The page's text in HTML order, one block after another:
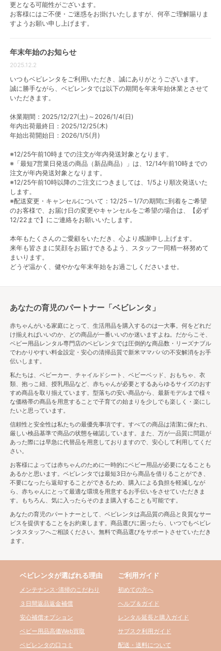
と良いでしょう。
・サイズ
・収納棚があるか
・移動性（キャスター付・折りたたみ可能など）
・生産国（日本製・海外製）
・PSCマーク(国が定めた安全基準)がついているか
特定製品は、安全基準に従い国が管理する製
品で、特定保守製品は定期点検が必要なもの
引用：東京くらしWEB
ベビーベッドは商品によってサイズや移動性などが大
きく異なるため、自宅に置くことを考えて適切なもの
を選んでください。
▼こちらでもっと詳しく解説しています▼
【ベビーベッドのサイズ選び決定版！】ミニサイズと
標準サイズで後悔しない為に
ベビーカー
赤ちゃんとのお出かけに役立つベビーカーは高価なも
のが多く、購入を迷われるママも多いでしょう。B型ベ
ビーカーはA型ベビーカーに比べて軽量で操作性も良い
ため、B型ベビーカーを購入して、それを使えるように
のもいいでしょう。
ベビーカーの選び方
すめです。
長時間ベビーカーに乗せるなら機能が充実したタイプ
てそれに合うベビーカーを選択することが大切です。
また、ベビーカーは大きく分けてA型ベビーカーとB型
ベビーカーがあり、それぞれに特徴が異なるため、ど
ちらが今レンタルすべきか考えてみましょう。
◆A型ベビーカー
・安定性があり機能が充実
・価格が高い
◆B型ベビーカー
・生後7ヶ月ころから
・軽くてコンパクト
・価格が安い
更となる可能性がございます。
お客様にはご不便・ご迷惑をお掛けいたしますが、何卒ご理解賜りま
すようお願い申し上げます。
年末年始のお知らせ
2025.12.2
いつもベビレンタをご利用いただき、誠にありがとうございます。
誠に勝手ながら、ベビレンタでは以下の期間を年末年始休業とさせて
いただきます。
休業期間：2025/12/27(土)～2026/1/4(日)
年内出荷最終日：2025/12/25(木)
年始出荷開始日：2026/1/5(月)
※12/25午前10時までの注文が年内発送対象となります。
※「最短7営業日発送の商品（新品商品）」は、12/14午前10時までの
注文が年内発送対象となります。
※12/25午前10時以降のご注文につきましては、1/5より順次発送いた
します。
※配送変更・キャンセルについて：12/25～1/7の期間に到着をご希望
のお客様で、お届け日の変更やキャンセルをご希望の場合は、【必ず
12/22まで】にご連絡をお願いいたします。
本年もたくさんのご愛顧をいただき、心より感謝申し上げます。
来年も皆さまに笑顔をお届けできるよう、スタッフ一同精一杯努めて
まいります。
どうぞ温かく、健やかな年末年始をお過ごしくださいませ。
あなたの育児のパートナー「ベビレンタ」
赤ちゃんがいる家庭にとって、生活用品を購入するのは一大事。何をどれだ
け揃えればいいのか、どの商品が一番いいのか迷いますよね。だからこそ、
ベビー用品レンタル専門店のベビレンタでは圧倒的な商品数・リーズナブル
でわかりやすい料金設定・安心の清掃品質で新米ママパパの不安解消をお手
伝いします。
私たちは、ベビーカー、チャイルドシート、ベビーベッド、おもちゃ、衣
類、抱っこ紐、授乳用品など、赤ちゃんが必要とするあらゆるサイズのおす
すめ商品を取り揃えています。型落ちの安い商品から、最新モデルまで様々
な価格帯の商品を用意することで子育ての始まりを少しでも楽しく・楽にし
たいと思っています。
信頼性と安全性は私たちの最優先事項です。すべての商品は清潔に保たれ、
厳しい検品基準で商品の状態を確認しています。また、万が一品質に問題が
あった際には早急に代替品を用意しておりますので、安心して利用してくだ
さい。
お客様によっては赤ちゃんのために一時的にベビー用品が必要になることも
あるかと思います。ベビレンタでは最短3日から商品を借りることができ、
不要になったら返却することができるため、購入による負担を軽減しなが
ら、赤ちゃんにとって最適な環境を用意するお手伝いをさせていただきま
す。もちろん、気に入ったらそのまま購入することも可能です。
あなたの育児のパートナーとして、ベビレンタは高品質の商品と良質なサー
ビスを提供することをお約束します。商品選びに困ったら、いつでもベビレ
ンタスタッフへご相談ください。無料で商品選びをサポートさせていただき
ます。
ベビレンタが選ばれる理由
メンテナンス･清掃のこだわり
３日間返品返金補償
安心補償オプション
ベビー用品高価Web買取
ベビレンタの口コミ
ご利用ガイド
初めての方へ
ヘルプ＆ガイド
レンタル延長と購入ガイド
サブスク利用ガイド
配送・送料について